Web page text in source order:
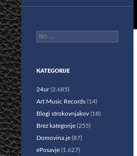
Išči:
KATEGORIJE
24ur(2.685)
Art Music Records (14)
Blogi strokovnjakov (18)
Brez kategorije (255)
Domovina.je (87)
ePosavje (1.627)